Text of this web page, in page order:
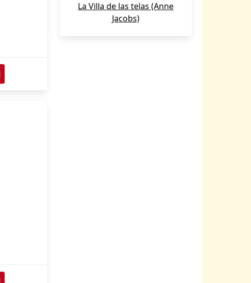
La Villa de las telas (Anne
Jacobs)